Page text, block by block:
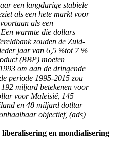
een langdurige stabiele
als een hete markt voor
als een
warmte die dollars
zouden de Zuid-
jaar van 6,5 %tot 7 %
(BBP) moeten
om aan de dringende
periode 1995-2015 zou
miljard betekenen voor
voor Maleisië, 145
en 48 miljard dotltar
objectief, (ads)
liberalisering en mondialisering